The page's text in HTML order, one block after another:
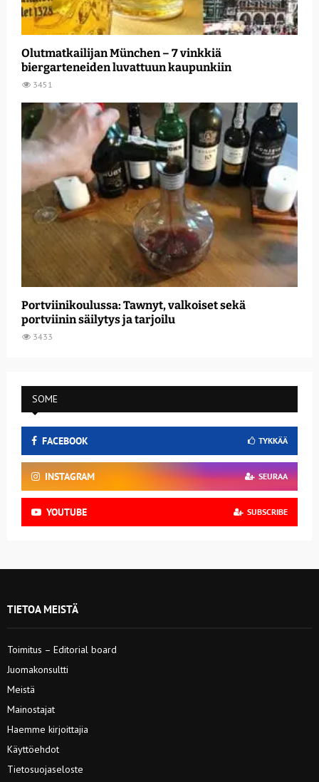
Olutmatkailijan München – 7 vinkkiä
biergarteneiden luvattuun kaupunkiin
3451
Portviinikoulussa: Tawnyt, valkoiset sekä
portviinin säilytys ja tarjoilu
3433
SOME
FACEBOOK TYKKÄÄ
INSTAGRAM SEURAA
YOUTUBE SUBSCRIBE
TIETOA MEISTÄ
Toimitus – Editorial board
Juomakonsultti
Meistä
Mainostajat
Haemme kirjoittajia
Käyttöehdot
Tietosuojaseloste